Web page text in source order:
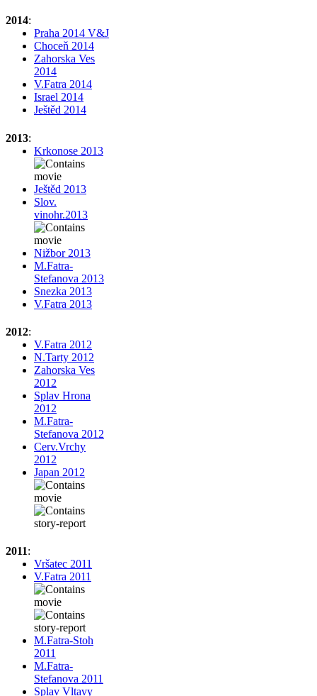
2014:
Praha 2014 V&J
Choceň 2014
Zahorska Ves
2014
V.Fatra 2014
Israel 2014
Ještěd 2014
2013:
Krkonose 2013
Ještěd 2013
Slov.
vinohr.2013
Nižbor 2013
M.Fatra-
Stefanova 2013
Snezka 2013
V.Fatra 2013
2012:
V.Fatra 2012
N.Tarty 2012
Zahorska Ves
2012
Splav Hrona
2012
M.Fatra-
Stefanova 2012
Cerv.Vrchy
2012
Japan 2012
2011:
Vršatec 2011
V.Fatra 2011
M.Fatra-Stoh
2011
M.Fatra-
Stefanova 2011
Splav Vltavy